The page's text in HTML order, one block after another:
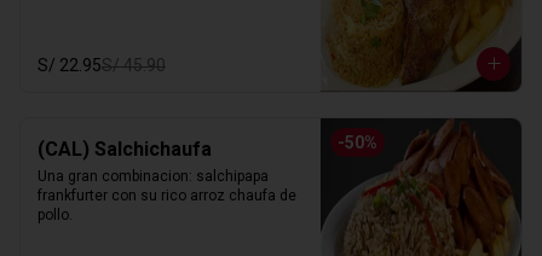
S/ 22.95S/ 45.90
-50%
(CAL) Salchichaufa
Una gran combinacion: salchipapa
frankfurter con su rico arroz chaufa de
pollo.